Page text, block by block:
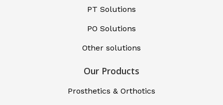
PT Solutions
PO Solutions
Other solutions
Our Products
Prosthetics & Orthotics